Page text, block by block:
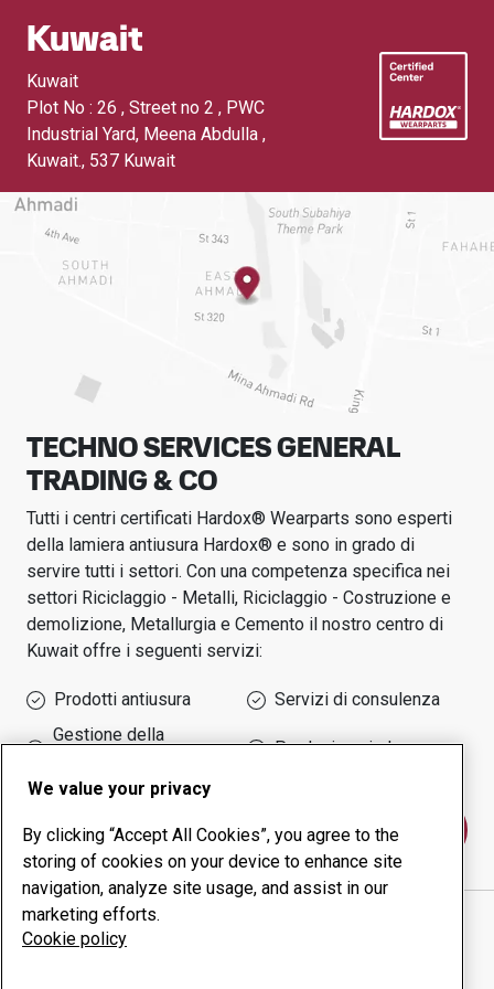
Kuwait
Kuwait
Plot No : 26 , Street no 2 , PWC
Industrial Yard, Meena Abdulla ,
Kuwait., 537 Kuwait
TECHNO SERVICES GENERAL
TRADING & CO
Tutti i centri certificati Hardox® Wearparts sono esperti
della lamiera antiusura Hardox® e sono in grado di
servire tutti i settori. Con una competenza specifica nei
settori Riciclaggio - Metalli, Riciclaggio - Costruzione e
demolizione, Metallurgia e Cemento il nostro centro di
Kuwait offre i seguenti servizi:
Prodotti antiusura
Servizi di consulenza
Gestione della
Produzione in-house
Contattaci
TECHNO SERVICES GENERAL TRADING & CO
web
We value your privacy
By clicking “Accept All Cookies”, you agree to the
storing of cookies on your device to enhance site
navigation, analyze site usage, and assist in our
marketing efforts.
Cookie policy